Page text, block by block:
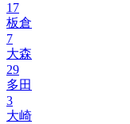
17
板倉
7
大森
29
多田
3
大崎